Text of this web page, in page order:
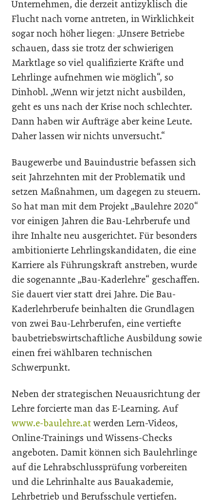
Unternehmen, die derzeit antizyklisch die
Flucht nach vorne antreten, in Wirklichkeit
sogar noch höher liegen: „Unsere Betriebe
schauen, dass sie trotz der schwierigen
Marktlage so viel qualifizierte Kräfte und
Lehrlinge aufnehmen wie möglich“, so
Dinhobl. „Wenn wir jetzt nicht ausbilden,
geht es uns nach der Krise noch schlechter.
Dann haben wir Aufträge aber keine Leute.
Daher lassen wir nichts unversucht.“
Baugewerbe und Bauindustrie befassen sich
seit Jahrzehnten mit der Problematik und
setzen Maßnahmen, um dagegen zu steuern.
So hat man mit dem Projekt „Baulehre 2020“
vor einigen Jahren die Bau-Lehrberufe und
ihre Inhalte neu ausgerichtet. Für besonders
ambitionierte Lehrlingskandidaten, die eine
Karriere als Führungskraft anstreben, wurde
die sogenannte „Bau-Kaderlehre“ geschaffen.
Sie dauert vier statt drei Jahre. Die Bau-
Kaderlehrberufe beinhalten die Grundlagen
von zwei Bau-Lehrberufen, eine vertiefte
baubetriebswirtschaftliche Ausbildung sowie
einen frei wählbaren technischen
Schwerpunkt.
Neben der strategischen Neuausrichtung der
Lehre forcierte man das E-Learning. Auf
www.e-baulehre.atwerden Lern-Videos,
Online-Trainings und Wissens-Checks
angeboten. Damit können sich Baulehrlinge
auf die Lehrabschlussprüfung vorbereiten
und die Lehrinhalte aus Bauakademie,
Lehrbetrieb und Berufsschule vertiefen.